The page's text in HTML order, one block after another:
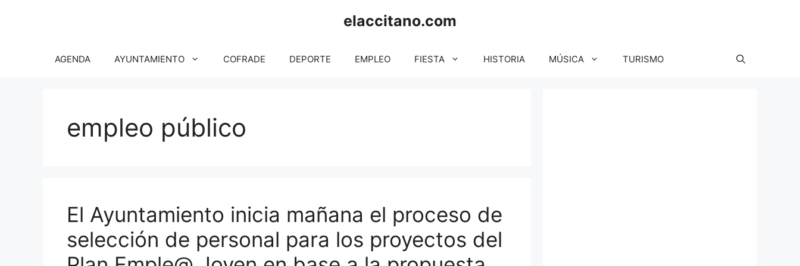
elaccitano.com
AGENDA AYUNTAMIENTO COFRADE DEPORTE EMPLEO FIESTA HISTORIA MÚSICA TURISMO
empleo público
El Ayuntamiento inicia mañana el proceso de
selección de personal para los proyectos del